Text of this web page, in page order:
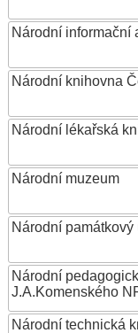
Národní informační
Národní knihovna
Národní lékařská
Národní muzeum
Národní památkový
Národní
J.A.Komenského
Národní technická